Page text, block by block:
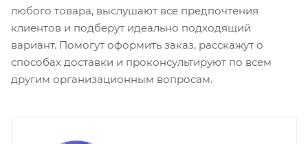
любого товара, выслушают все предпочтения
клиентов и подберут идеально подходящий
вариант. Помогут оформить заказ, расскажут о
способах доставки и проконсультируют по всем
другим организационным вопросам.